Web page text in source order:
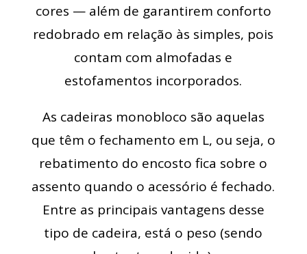
cores — além de garantirem conforto
redobrado em relação às simples, pois
contam com almofadas e
estofamentos incorporados.
As cadeiras monobloco são aquelas
que têm o fechamento em L, ou seja, o
rebatimento do encosto fica sobre o
assento quando o acessório é fechado.
Entre as principais vantagens desse
tipo de cadeira, está o peso (sendo